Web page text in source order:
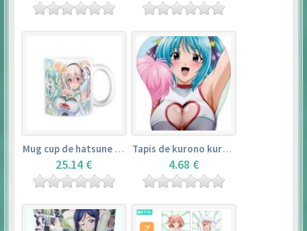
Mug cup de hatsune miku & super sonico – vocaloid
25.14 €
Tapis de kurono kurumu – rosario + vampire
4.68 €